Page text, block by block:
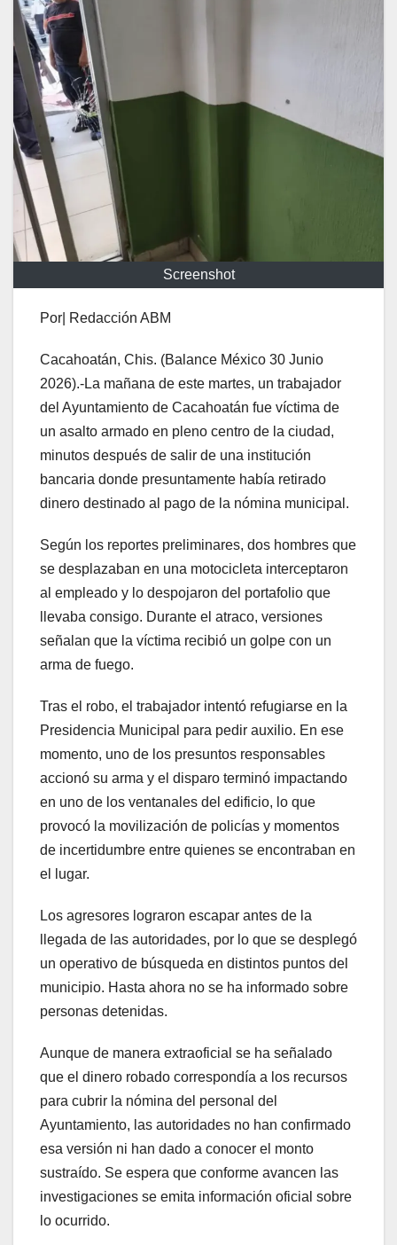
Screenshot
Por| Redacción ABM
Cacahoatán, Chis. (Balance México 30 Junio
2026).-La mañana de este martes, un trabajador
del Ayuntamiento de Cacahoatán fue víctima de
un asalto armado en pleno centro de la ciudad,
minutos después de salir de una institución
bancaria donde presuntamente había retirado
dinero destinado al pago de la nómina municipal.
Según los reportes preliminares, dos hombres que
se desplazaban en una motocicleta interceptaron
al empleado y lo despojaron del portafolio que
llevaba consigo. Durante el atraco, versiones
señalan que la víctima recibió un golpe con un
arma de fuego.
Tras el robo, el trabajador intentó refugiarse en la
Presidencia Municipal para pedir auxilio. En ese
momento, uno de los presuntos responsables
accionó su arma y el disparo terminó impactando
en uno de los ventanales del edificio, lo que
provocó la movilización de policías y momentos
de incertidumbre entre quienes se encontraban en
el lugar.
Los agresores lograron escapar antes de la
llegada de las autoridades, por lo que se desplegó
un operativo de búsqueda en distintos puntos del
municipio. Hasta ahora no se ha informado sobre
personas detenidas.
Aunque de manera extraoficial se ha señalado
que el dinero robado correspondía a los recursos
para cubrir la nómina del personal del
Ayuntamiento, las autoridades no han confirmado
esa versión ni han dado a conocer el monto
sustraído. Se espera que conforme avancen las
investigaciones se emita información oficial sobre
lo ocurrido.